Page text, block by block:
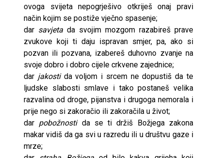
ovoga svijeta nepogrješivo otkriješ onaj pravi
način kojim se postiže vječno spasenje;
dar savjeta da svojim mozgom razabireš prave
zvukove koji ti daju ispravan smjer, pa, ako si
pozvan ili pozvana, izabereš duhovno zvanje na
svoje dobro i dobro cijele crkvene zajednice;
dar jakostida voljom i srcem ne dopustiš da te
ljudske slabosti smlave i tako postaneš velika
razvalina od droge, pijanstva i drugoga nemorala i
prije nego si zakoračio ili zakoračila u život;
dar pobožnostida se ti držiš Božjega zakona
makar vidiš da ga svi u razredu ili u društvu gaze i
mrze;